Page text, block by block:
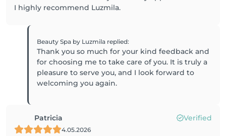
I highly recommend Luzmila.
Beauty Spa by Luzmila replied:
Thank you so much for your kind feedback and
for choosing me to take care of you. It is truly a
pleasure to serve you, and I look forward to
welcoming you again.
Patricia Verified
4.05.2026